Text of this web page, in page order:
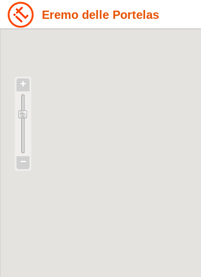
Eremo delle Portelas
+
−